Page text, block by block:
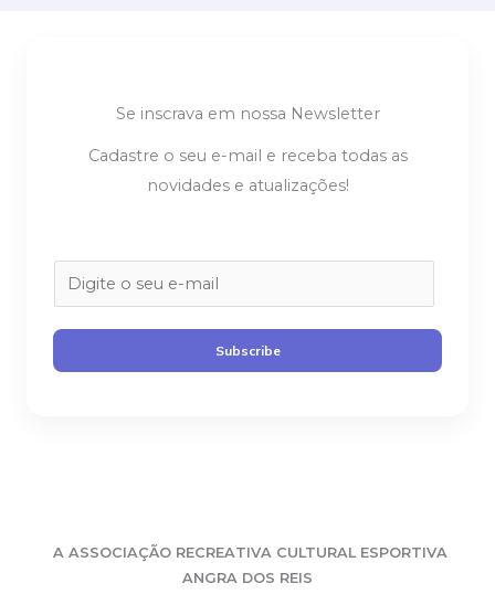
Se inscrava em nossa Newsletter
Cadastre o seu e-mail e receba todas as
novidades e atualizações!
m
a
i
Subscribe
A ASSOCIAÇÃO RECREATIVA CULTURAL ESPORTIVA
ANGRA DOS REIS